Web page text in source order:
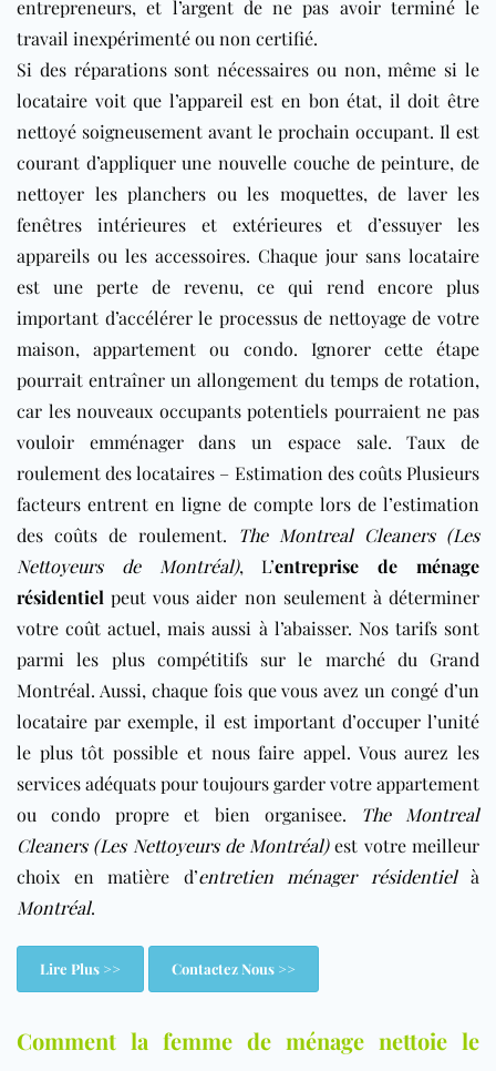
entrepreneurs, et l’argent de ne pas avoir terminé le
travail inexpérimenté ou non certifié.
Si des réparations sont nécessaires ou non, même si le
locataire voit que l’appareil est en bon état, il doit être
nettoyé soigneusement avant le prochain occupant. Il est
courant d’appliquer une nouvelle couche de peinture, de
nettoyer les planchers ou les moquettes, de laver les
fenêtres intérieures et extérieures et d’essuyer les
appareils ou les accessoires. Chaque jour sans locataire
est une perte de revenu, ce qui rend encore plus
important d’accélérer le processus de nettoyage de votre
maison, appartement ou condo. Ignorer cette étape
pourrait entraîner un allongement du temps de rotation,
car les nouveaux occupants potentiels pourraient ne pas
vouloir emménager dans un espace sale. Taux de
roulement des locataires – Estimation des coûts Plusieurs
facteurs entrent en ligne de compte lors de l’estimation
des coûts de roulement. The Montreal Cleaners (Les
Nettoyeurs de Montréal), L’entreprise de ménage
résidentiel peut vous aider non seulement à déterminer
votre coût actuel, mais aussi à l’abaisser. Nos tarifs sont
parmi les plus compétitifs sur le marché du Grand
Montréal. Aussi, chaque fois que vous avez un congé d’un
locataire par exemple, il est important d’occuper l’unité
le plus tôt possible et nous faire appel. Vous aurez les
services adéquats pour toujours garder votre appartement
ou condo propre et bien organisee.
The Montreal
Cleaners (Les Nettoyeurs de Montréal)est votre meilleur
choix en matière d’entretien ménager résidentielà
Montréal.
Lire Plus >> Contactez Nous >>
Comment la femme de ménage nettoie le